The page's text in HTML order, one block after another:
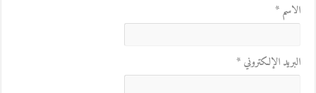
الاسم*
البريد الإلكتروني*